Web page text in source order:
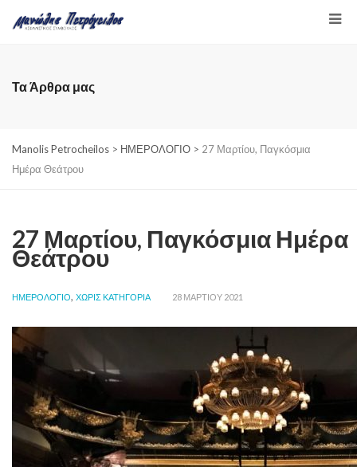
Τα Άρθρα μας
Manolis Petrocheilos > ΗΜΕΡΟΛΟΓΙΟ > 27 Μαρτίου, Παγκόσμια
Ημέρα Θεάτρου
27 Μαρτίου, Παγκόσμια Ημέρα
Θεάτρου
ΗΜΕΡΟΛΟΓΙΟ, ΧΩΡΊΣ ΚΑΤΗΓΟΡΊΑ 28 ΜΑΡΤΊΟΥ 2021